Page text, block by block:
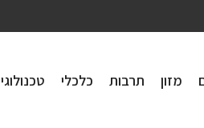
מזון תרבות כלכלי טכנולוגי